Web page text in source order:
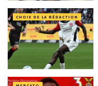
CHOIX DE LA RÉDACTION